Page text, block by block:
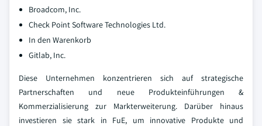
Broadcom, Inc.
Check Point Software Technologies Ltd.
In den Warenkorb
Gitlab, Inc.
Diese Unternehmen konzentrieren sich auf strategische
Partnerschaften und neue Produkteinführungen &
Kommerzialisierung zur Markterweiterung. Darüber hinaus
investieren sie stark in FuE, um innovative Produkte und